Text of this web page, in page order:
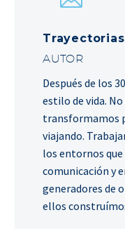
AUTOR
Después de los
estilo de vida.
transformamos
viajando.
los entornos que
comunicación y
generadores de
ellos